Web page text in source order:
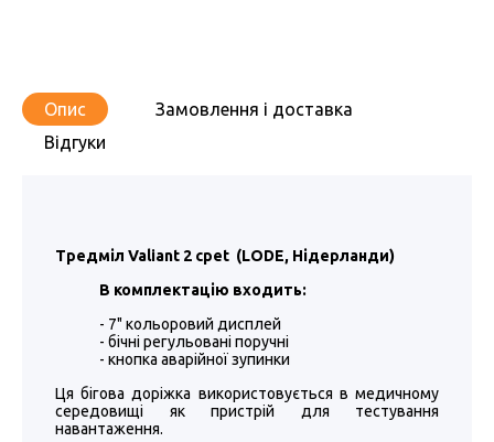
Опис
Замовлення і доставка
Відгуки
Тредміл Valiant 2 cpet (LODE, Нідерланди)
В комплектацію входить:
- 7" кольоровий дисплей
- бічні регульовані поручні
- кнопка аварійної зупинки
Ця бігова доріжка використовується в медичному
середовищі як пристрій для тестування
навантаження.